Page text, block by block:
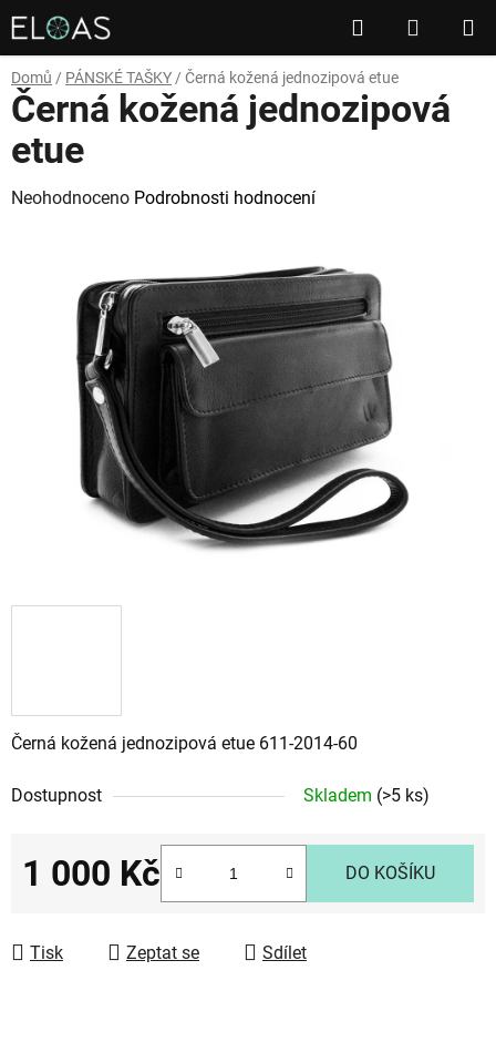
Přejít
na
obsah
Hledat
KOŠÍK
Domů / PÁNSKÉ TAŠKY / Černá kožená jednozipová etue
Černá kožená jednozipová etue 611-2014-60
Dostupnost Skladem (>5 ks)
1 000 Kč DO KOŠÍKU
Tisk Zeptat se Sdílet
Černá kožená jednozipová
etue
Průměrné
hvězdiček.
Neohodnoceno Podrobnosti hodnocení